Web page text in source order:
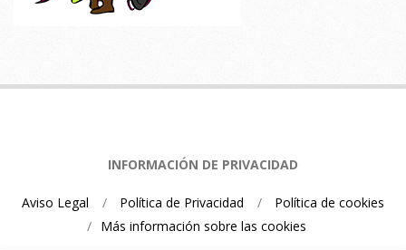
INFORMACIÓN DE PRIVACIDAD
Aviso Legal Política de Privacidad
Política de cookies
Más información sobre las cookies